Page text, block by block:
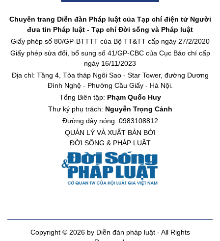
Chuyên trang Diễn đàn Pháp luật của Tạp chí điện tử Người
đưa tin Pháp luật - Tạp chí Đời sống và Pháp luật
Giấy phép số 80/GP-BTTTT của Bộ TT&TT cấp ngày 27/2/2020
Giấy phép sửa đổi, bổ sung số 41/GP-CBC của Cục Báo chí cấp
ngày 16/11/2023
Địa chỉ: Tầng 4, Tòa tháp Ngôi Sao - Star Tower, đường Dương
Đình Nghệ - Phường Cầu Giấy - Hà Nội.
Tổng Biên tập: Phạm Quốc Huy
Thư ký phụ trách: Nguyễn Trọng Cảnh
Đường dây nóng: 0983108812
QUẢN LÝ VÀ XUẤT BẢN BỞI
ĐỜI SỐNG & PHÁP LUẬT
Copyright © 2026 by Diễn đàn pháp luật - All Rights